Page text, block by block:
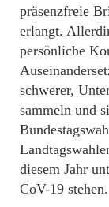
präsenzfreie
erlangt.
persönliche
schwerer,
sammeln und
diesem Jahr
CoV-19 stehen.